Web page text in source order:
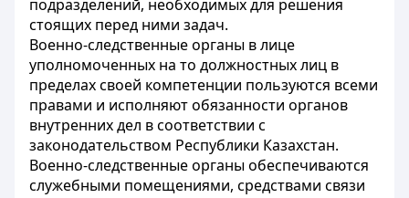
подразделений, необходимых для решения
стоящих перед ними задач.
Военно-следственные органы в лице
уполномоченных на то должностных лиц в
пределах своей компетенции пользуются всеми
правами и исполняют обязанности органов
внутренних дел в соответствии с
законодательством Республики Казахстан.
Военно-следственные органы обеспечиваются
служебными помещениями, средствами связи